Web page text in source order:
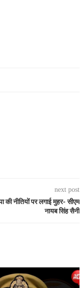
next post
की नीतियों पर लगाई मुहर- सीएम
नायब सिंह सैनी